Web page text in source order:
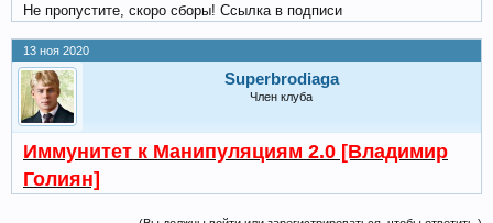
Не пропустите, скоро сборы! Ссылка в подписи
13 ноя 2020
Superbrodiaga
Член клуба
Иммунитет к Манипуляциям 2.0 [Владимир
Голиян]